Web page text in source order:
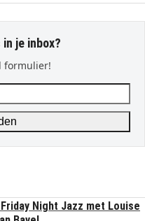
je inbox?
formulier!
Night Jazz met Louise